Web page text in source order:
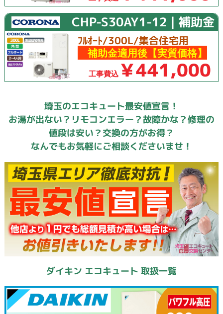
CHP-S30AY1-12｜補助金
ﾌﾙｵｰﾄ/300L/集合住宅用
補助金適用後【実質価格】
工事費込 ￥441,000
埼玉のエコキュート最安値宣言！
お湯が出ない？リモコンエラー？故障かな？修理の
値段は安い？交換の方がお得？
なんでもお気軽にご相談くださいませ！
ダイキン エコキュート 取扱一覧